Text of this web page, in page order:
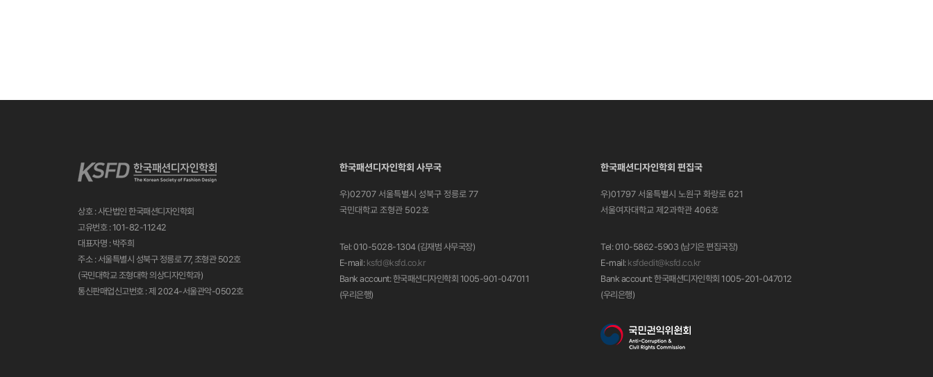
상호 : 사단법인 한국패션디자인학회
고유번호 : 101-82-11242
대표자명 : 박주희
주소 : 서울특별시 성북구 정릉로 77, 조형관 502호
(국민대학교 조형대학 의상디자인학과)
통신판매업신고번호 : 제 2024-서울관악-0502호
한국패션디자인학회 사무국
우)02707 서울특별시 성북구 정릉로 77
국민대학교 조형관 502호
Tel: 010-5028-1304 (김재범 사무국장)
E-mail: ksfd@ksfd.co.kr
Bank account: 한국패션디자인학회 1005-901-047011
(우리은행)
한국패션디자인학회 편집국
우)01797 서울특별시 노원구 화랑로 621
서울여자대학교 제2과학관 406호
Tel: 010-5862-5903 (남기은 편집국장)
E-mail: ksfdedit@ksfd.co.kr
Bank account: 한국패션디자인학회 1005-201-047012
(우리은행)